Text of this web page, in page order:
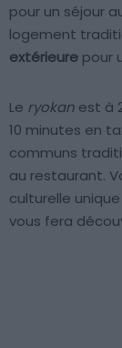
pour un séjour
logement
extérieure pour
Le ryokan est à
10 minutes en
communs
au restaurant.
culturelle
vous fera